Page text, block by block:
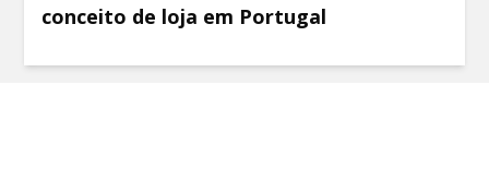
conceito de loja em Portugal